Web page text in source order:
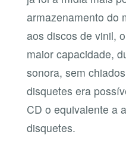
armazenamento do
aos discos de vinil,
maior capacidade,
sonora, sem
disquetes era
CD o equivalente a
disquetes.